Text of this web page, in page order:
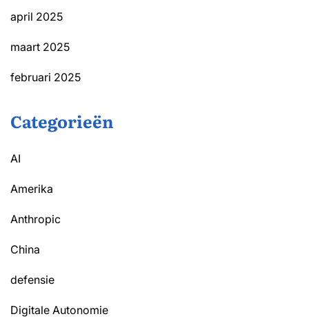
april 2025
maart 2025
februari 2025
Categorieën
AI
Amerika
Anthropic
China
defensie
Digitale Autonomie